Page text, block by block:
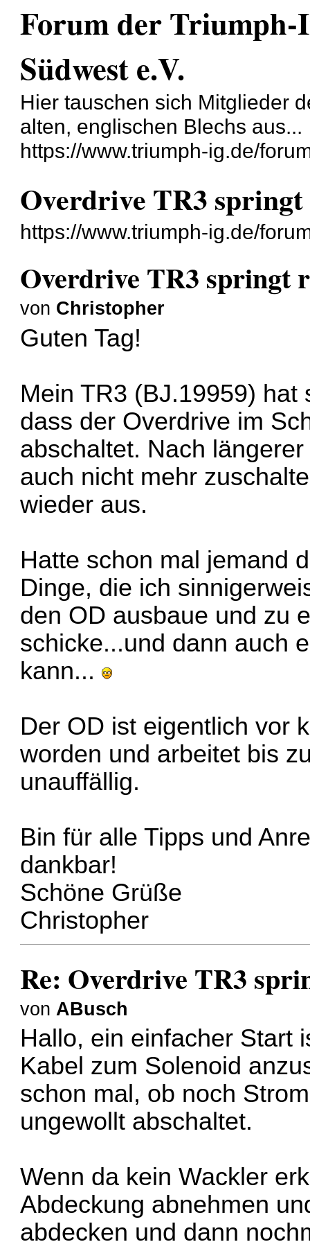
Forum der Triumph-
Südwest e.V.
Hier tauschen sich Mitglieder
alten, englischen Blechs aus...
https://www.triumph-ig.de/
Overdrive TR3
https://www.triumph-ig.de/
Overdrive TR3 springt
von Christopher
Guten Tag!
Mein TR3 (BJ.19959)
dass der Overdrive im
abschaltet. Nach
auch nicht mehr
wieder aus.
Hatte schon mal jemand
Dinge, die ich
den OD ausbaue und zu
schicke...und dann auch
kann...
Der OD ist eigentlich vor
worden und arbeitet bis
unauffällig.
Bin für alle Tipps und
dankbar!
Schöne Grüße
Christopher
Re: Overdrive TR3
von ABusch
Hallo, ein einfacher Start
Kabel zum Solenoid
schon mal, ob noch
ungewollt abschaltet.
Wenn da kein Wackler
Abdeckung abnehmen
abdecken und dann